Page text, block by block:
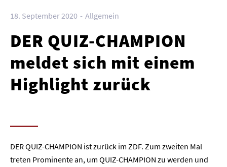
18. September 2020 Allgemein
DER QUIZ-CHAMPION
meldet sich mit einem
Highlight zurück
DER QUIZ-CHAMPION ist zurück im ZDF. Zum zweiten Mal
treten Prominente an, um QUIZ-CHAMPION zu werden und